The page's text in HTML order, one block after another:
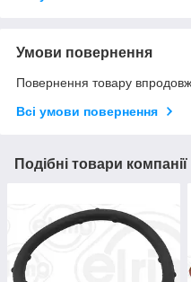
Умови повернення
Повернення товару
Всі умови повернення
Подібні товари компанії